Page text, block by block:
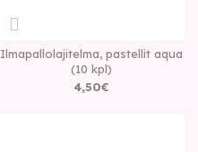
Ilmapallolajitelma, pastellit aqua
(10 kpl)
4,50€